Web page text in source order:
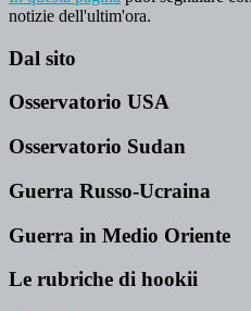
notizie dell'ultim'ora.
Dal sito
Osservatorio USA
Osservatorio Sudan
Guerra Russo-Ucraina
Guerra in Medio Oriente
Le rubriche di hookii